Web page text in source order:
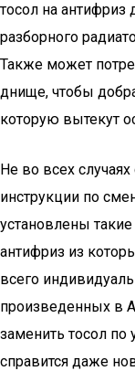
тосол на антифриз
разборного
Также может
днище, чтобы
которую вытекут
Не во всех
инструкции по
установлены
антифриз из
всего
произведенных в
заменить тосол по
справится даже